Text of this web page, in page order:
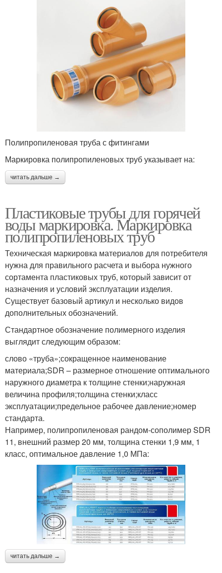
Полипропиленовая труба с фитингами
Маркировка полипропиленовых труб указывает на:
читать дальше →
Пластиковые трубы для горячей
воды маркировка. Маркировка
полипропиленовых труб
Техническая маркировка материалов для потребителя
нужна для правильного расчета и выбора нужного
сортамента пластиковых труб, который зависит от
назначения и условий эксплуатации изделия.
Существует базовый артикул и несколько видов
дополнительных обозначений.
Стандартное обозначение полимерного изделия
выглядит следующим образом:
слово «труба»;сокращенное наименование
материала;SDR – размерное отношение оптимального
наружного диаметра к толщине стенки;наружная
величина профиля;толщина стенки;класс
эксплуатации;предельное рабочее давление;номер
стандарта.
Например, полипропиленовая рандом-сополимер SDR
11, внешний размер 20 мм, толщина стенки 1,9 мм, 1
класс, оптимальное давление 1,0 МПа:
читать дальше →